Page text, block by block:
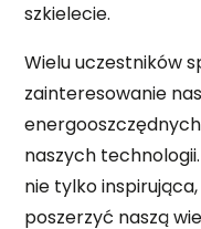
szkielecie.
Wielu uczestników
zainteresowanie
naszych
nie tylko
poszerzyć naszą